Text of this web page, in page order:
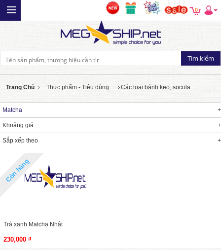
0
Trang Chủ Thực phẩm - Tiêu dùng Các loại bánh kẹo, socola
Matcha
Khoảng giá
Sắp xếp theo
Còn hàng
Trà xanh Matcha Nhật
230,000 ₫